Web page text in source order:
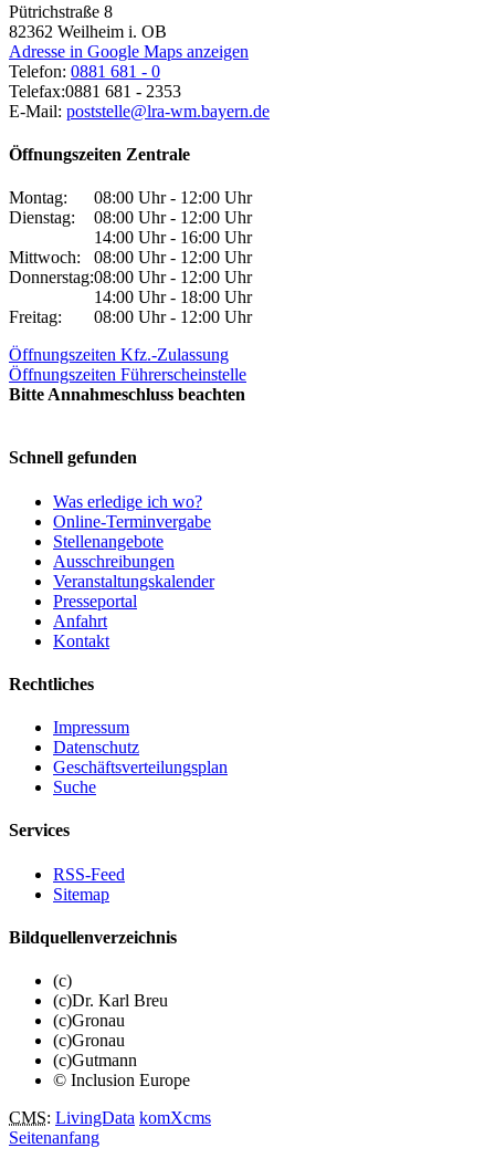
Pütrichstraße 8
82362 Weilheim i. OB
Adresse in Google Maps anzeigen
Telefon: 0881 681 - 0
Telefax:0881 681 - 2353
E-Mail: poststelle@lra-wm.bayern.de
Öffnungszeiten Zentrale
Montag:
08:00 Uhr - 12:00 Uhr
Dienstag:
08:00 Uhr - 12:00 Uhr
14:00 Uhr - 16:00 Uhr
Mittwoch:
08:00 Uhr - 12:00 Uhr
Donnerstag:08:00 Uhr - 12:00 Uhr
14:00 Uhr - 18:00 Uhr
Freitag:
08:00 Uhr - 12:00 Uhr
Öffnungszeiten Kfz.-Zulassung
Öffnungszeiten Führerscheinstelle
Bitte Annahmeschluss beachten
Schnell gefunden
Was erledige ich wo?
Online-Terminvergabe
Stellenangebote
Ausschreibungen
Veranstaltungskalender
Presseportal
Anfahrt
Kontakt
Rechtliches
Impressum
Datenschutz
Geschäftsverteilungsplan
Suche
Services
RSS-Feed
Sitemap
Bildquellenverzeichnis
(c)
(c)Dr. Karl Breu
(c)Gronau
(c)Gronau
(c)Gutmann
© Inclusion Europe
CMS: LivingData komXcms
Seitenanfang